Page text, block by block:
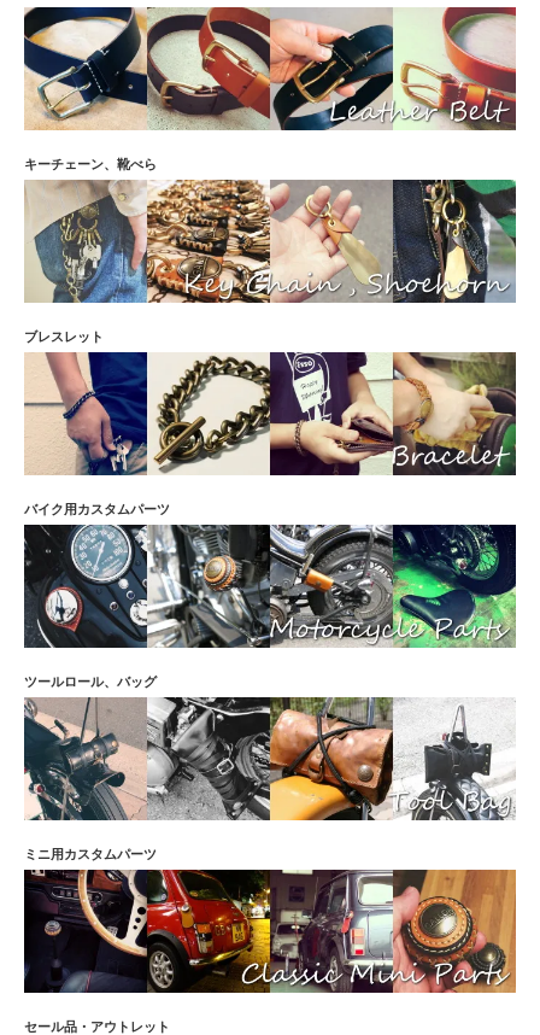
キーチェーン、靴べら
ブレスレット
バイク用カスタムパーツ
ツールロール、バッグ
ミニ用カスタムパーツ
セール品・アウトレット